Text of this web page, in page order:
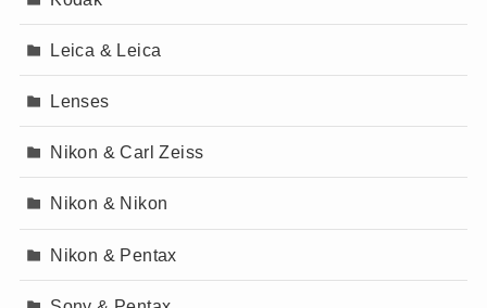
Leica & Leica
Lenses
Nikon & Carl Zeiss
Nikon & Nikon
Nikon & Pentax